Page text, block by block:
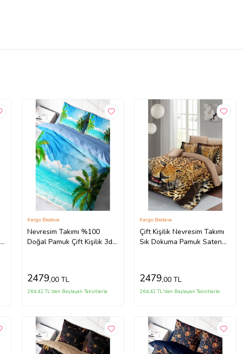
Nevresim Takımı %100
Doğal Pamuk Çift Kişilik 3d
Kargo Bedava
2479,00 TL
264,42 TL'den Başlayan Taksitlerle
Çift Kişilik Nevresim Takımı
Sık Dokuma Pamuk Saten
Kargo Bedava
2479,00 TL
264,42 TL'den Başlayan Taksitlerle